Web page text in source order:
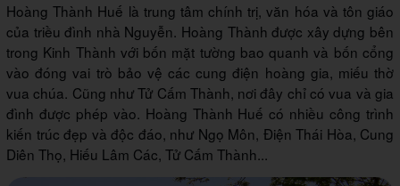
Hoàng Thành Huế là trung tâm chính trị, văn hóa và tôn giáo
của triều đình nhà Nguyễn. Hoàng Thành được xây dựng bên
trong Kinh Thành với bốn mặt tường bao quanh và bốn cổng
vào đóng vai trò bảo vệ các cung điện hoàng gia, miếu thờ
vua chúa. Cũng như Tử Cấm Thành, nơi đây chỉ có vua và gia
đình được phép vào. Hoàng Thành Huế có nhiều công trình
kiến trúc đẹp và độc đáo, như Ngọ Môn, Điện Thái Hòa, Cung
Diên Thọ, Hiếu Lâm Các, Tử Cấm Thành...